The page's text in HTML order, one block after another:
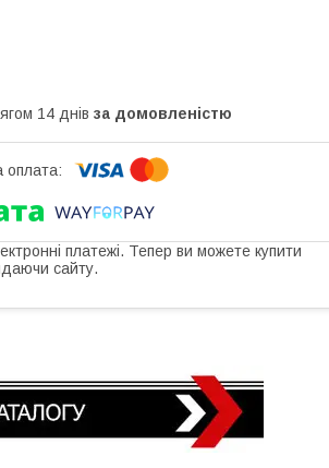
14 днів за домовленістю
платежі. Тепер ви можете купити
сайту.